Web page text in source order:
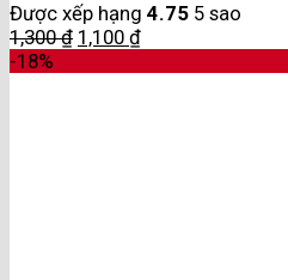
Được xếp hạng 4.75 5 sao
1,300₫ 1,100 ₫
-18%